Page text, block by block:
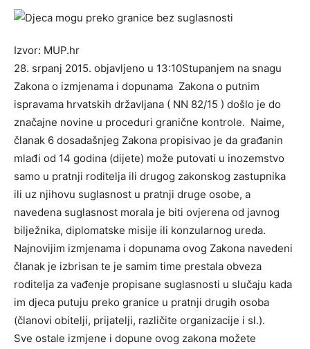
Izvor: MUP.hr
28. srpanj 2015. objavljeno u 13:10Stupanjem na snagu
Zakona o izmjenama i dopunama Zakona o putnim
ispravama hrvatskih državljana ( NN 82/15 ) došlo je do
značajne novine u proceduri granične kontrole. Naime,
članak 6 dosadašnjeg Zakona propisivao je da građanin
mlađi od 14 godina (dijete) može putovati u inozemstvo
samo u pratnji roditelja ili drugog zakonskog zastupnika
ili uz njihovu suglasnost u pratnji druge osobe, a
navedena suglasnost morala je biti ovjerena od javnog
bilježnika, diplomatske misije ili konzularnog ureda.
Najnovijim izmjenama i dopunama ovog Zakona navedeni
članak je izbrisan te je samim time prestala obveza
roditelja za vađenje propisane suglasnosti u slučaju kada
im djeca putuju preko granice u pratnji drugih osoba
(članovi obitelji, prijatelji, različite organizacije i sl.).
Sve ostale izmjene i dopune ovog zakona možete